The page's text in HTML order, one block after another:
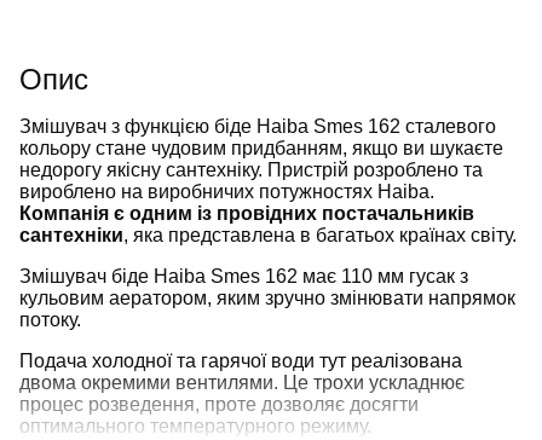
Опис
Змішувач з функцією біде Haiba Smes 162 сталевого
кольору стане чудовим придбанням, якщо ви шукаєте
недорогу якісну сантехніку. Пристрій розроблено та
вироблено на виробничих потужностях Haiba.
Компанія є одним із провідних постачальників
сантехніки, яка представлена в багатьох країнах світу.
Змішувач біде Haiba Smes 162 має 110 мм гусак з
кульовим аератором, яким зручно змінювати напрямок
потоку.
Подача холодної та гарячої води тут реалізована
двома окремими вентилями. Це трохи ускладнює
процес розведення, проте дозволяє досягти
оптимального температурного режиму.